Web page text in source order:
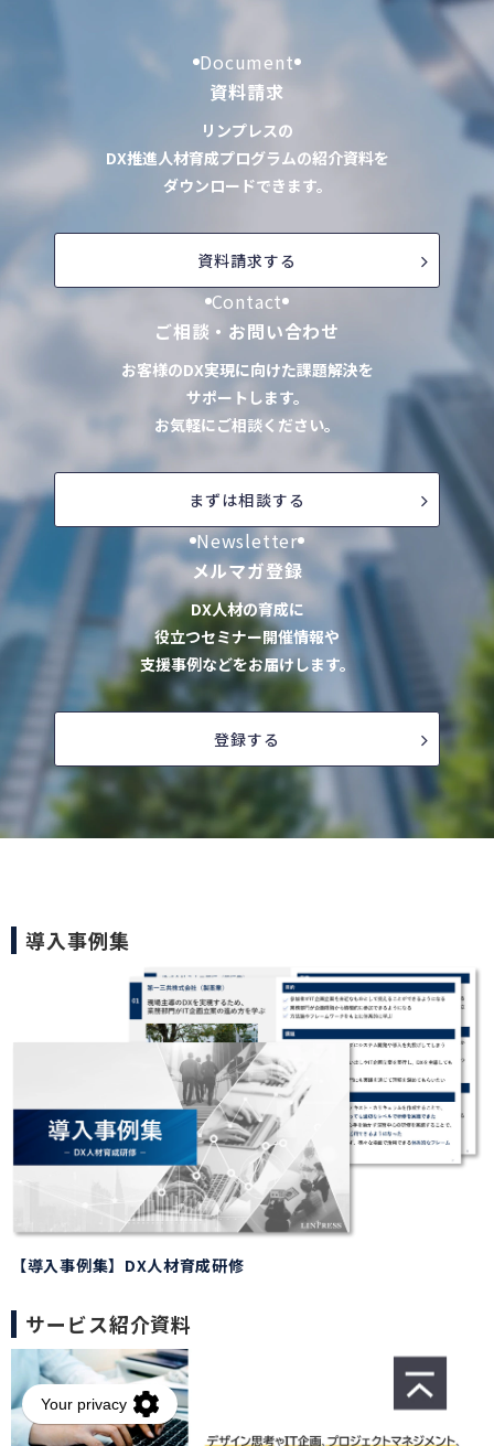
Document
資料請求
リンプレスの
DX推進人材育成プログラムの紹介資料を
ダウンロードできます。
資料請求する
Contact
ご相談・お問い合わせ
お客様のDX実現に向けた課題解決を
サポートします。
お気軽にご相談ください。
まずは相談する
Newsletter
メルマガ登録
DX人材の育成に
役立つセミナー開催情報や
支援事例などをお届けします。
登録する
導入事例集
【導入事例集】DX人材育成研修
サービス紹介資料